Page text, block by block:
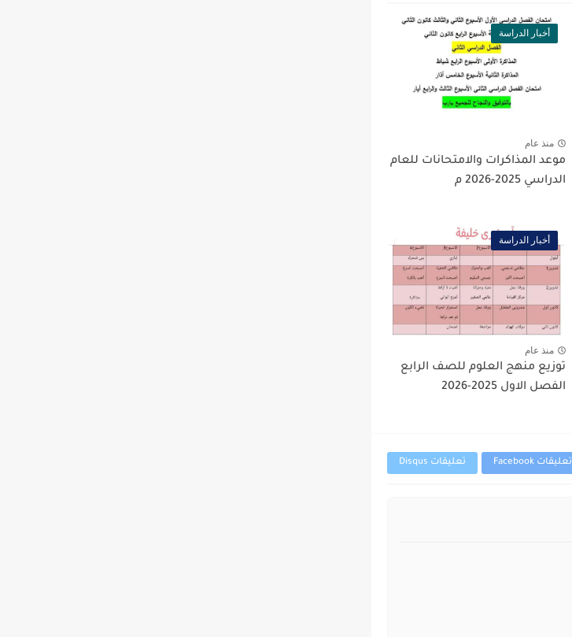
أخبار الدراسة
منذ عام
موعد المذاكرات والامتحانات للعام
الدراسي 2025-2026 م
أخبار الدراسة
منذ عام
توزيع منهج العلوم للصف الرابع
الفصل الاول 2025-2026
تعليقات Facebook تعليقات Disqus